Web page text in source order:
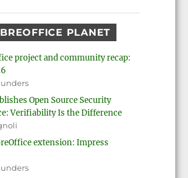
PLANET
project and community recap:
Open Source Security
Verifiability Is the Difference
extension: Impress